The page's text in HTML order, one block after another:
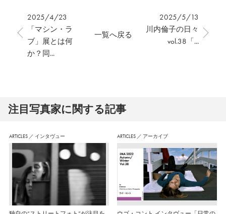
2025/4/23
「マシン・ラ
ブ」展とは何
か？同...
2025/5/13
川内倫子の日々
vol.38「...
一覧へ戻る
注⽬写真家に関する記事
ARTICLES ／ インタヴュー ARTICLES ／ アーカイブ